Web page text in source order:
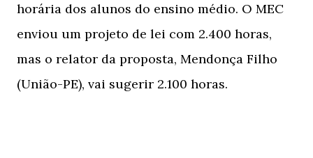
horária dos alunos do ensino médio. O MEC
enviou um projeto de lei com 2.400 horas,
mas o relator da proposta, Mendonça Filho
(União-PE), vai sugerir 2.100 horas.